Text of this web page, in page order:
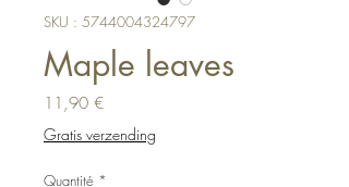
SKU : 5744004324797
Maple leaves
11,90 €Prix
Gratis verzending
Quantité *